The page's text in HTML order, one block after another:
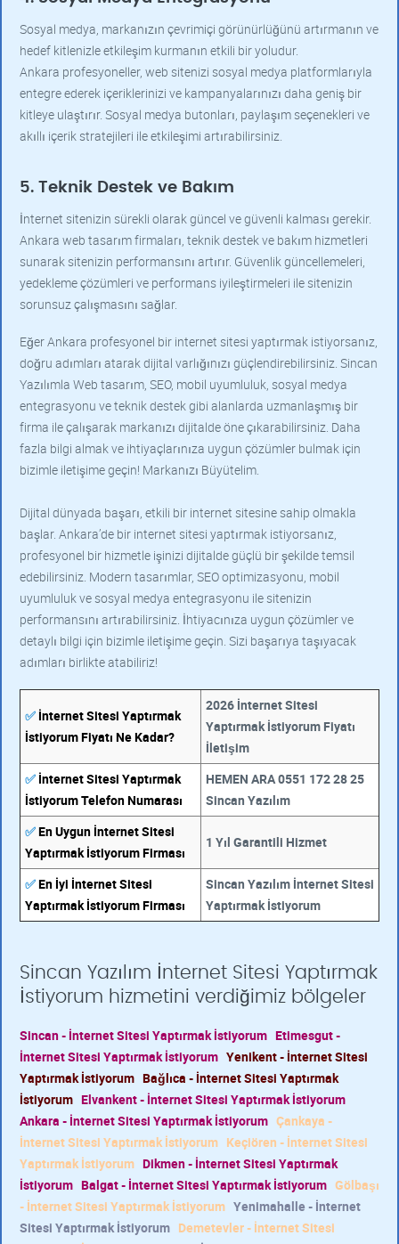
Sosyal medya, markanızın çevrimiçi görünürlüğünü artırmanın ve
hedef kitlenizle etkileşim kurmanın etkili bir yoludur.
Ankara profesyoneller, web sitenizi sosyal medya platformlarıyla
entegre ederek içeriklerinizi ve kampanyalarınızı daha geniş bir
kitleye ulaştırır. Sosyal medya butonları, paylaşım seçenekleri ve
akıllı içerik stratejileri ile etkileşimi artırabilirsiniz.
5. Teknik Destek ve Bakım
İnternet sitenizin sürekli olarak güncel ve güvenli kalması gerekir.
Ankara web tasarım firmaları, teknik destek ve bakım hizmetleri
sunarak sitenizin performansını artırır. Güvenlik güncellemeleri,
yedekleme çözümleri ve performans iyileştirmeleri ile sitenizin
sorunsuz çalışmasını sağlar.
Eğer Ankara profesyonel bir internet sitesi yaptırmak istiyorsanız,
doğru adımları atarak dijital varlığınızı güçlendirebilirsiniz. Sincan
Yazılımla Web tasarım, SEO, mobil uyumluluk, sosyal medya
entegrasyonu ve teknik destek gibi alanlarda uzmanlaşmış bir
firma ile çalışarak markanızı dijitalde öne çıkarabilirsiniz. Daha
fazla bilgi almak ve ihtiyaçlarınıza uygun çözümler bulmak için
bizimle iletişime geçin! Markanızı Büyütelim.
Dijital dünyada başarı, etkili bir internet sitesine sahip olmakla
başlar. Ankara’de bir internet sitesi yaptırmak istiyorsanız,
profesyonel bir hizmetle işinizi dijitalde güçlü bir şekilde temsil
edebilirsiniz. Modern tasarımlar, SEO optimizasyonu, mobil
uyumluluk ve sosyal medya entegrasyonu ile sitenizin
performansını artırabilirsiniz. İhtiyacınıza uygun çözümler ve
detaylı bilgi için bizimle iletişime geçin. Sizi başarıya taşıyacak
adımları birlikte atabiliriz!
✅ İnternet Sitesi Yaptırmak
İstiyorum Fiyatı Ne Kadar?
2026 İnternet Sitesi
Yaptırmak İstiyorum Fiyatı
İletişim
✅ İnternet Sitesi Yaptırmak
İstiyorum Telefon Numarası
HEMEN ARA 0551 172 28 25
Sincan Yazılım
✅En Uygun İnternet Sitesi
Yaptırmak İstiyorum Firması
1 Yıl Garantili Hizmet
✅En İyi İnternet Sitesi
Yaptırmak İstiyorum Firması
Sincan Yazılım İnternet Sitesi
Yaptırmak İstiyorum
Sincan Yazılım İnternet Sitesi Yaptırmak
İstiyorum hizmetini verdiğimiz bölgeler
Sincan - İnternet Sitesi Yaptırmak İstiyorum Etimesgut -
İnternet Sitesi Yaptırmak İstiyorum Yenikent - İnternet Sitesi
Yaptırmak İstiyorum Bağlıca - İnternet Sitesi Yaptırmak
İstiyorum Elvankent - İnternet Sitesi Yaptırmak İstiyorum
Ankara - İnternet Sitesi Yaptırmak İstiyorum Çankaya -
İnternet Sitesi Yaptırmak İstiyorum Keçiören - İnternet Sitesi
Yaptırmak İstiyorum Dikmen - İnternet Sitesi Yaptırmak
İstiyorum Balgat - İnternet Sitesi Yaptırmak İstiyorum Gölbaşı
- İnternet Sitesi Yaptırmak İstiyorum Yenimahalle - İnternet
Sitesi Yaptırmak İstiyorum Demetevler - İnternet Sitesi